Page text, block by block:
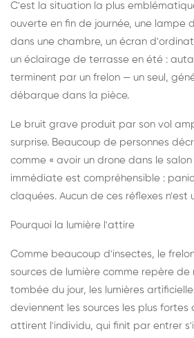
C'est la situation la plus
ouverte en fin de journée, une lampe
dans une chambre, un écran
un éclairage de terrasse en été :
terminent par un frelon — un seul,
débarque dans la pièce.
Le bruit grave produit par son vol
surprise. Beaucoup de personnes
comme « avoir un drone dans le
immédiate est compréhensible :
claquées. Aucun de ces réflexes n'est
Pourquoi la lumière l'attire
Comme beaucoup d'insectes, le
sources de lumière comme repère de
tombée du jour, les lumières
deviennent les sources les plus
attirent l'individu, qui finit par entrer